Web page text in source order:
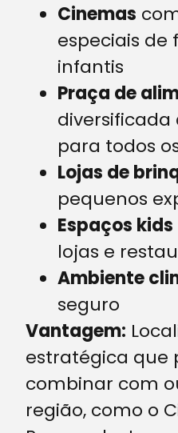
Cinemas
especiais de
infantis
Praça de
diversificada
para todos
Lojas de
pequenos
Espaços kids
lojas e
Ambiente
seguro
Vantagem:
estratégica que
combinar com
região, como o